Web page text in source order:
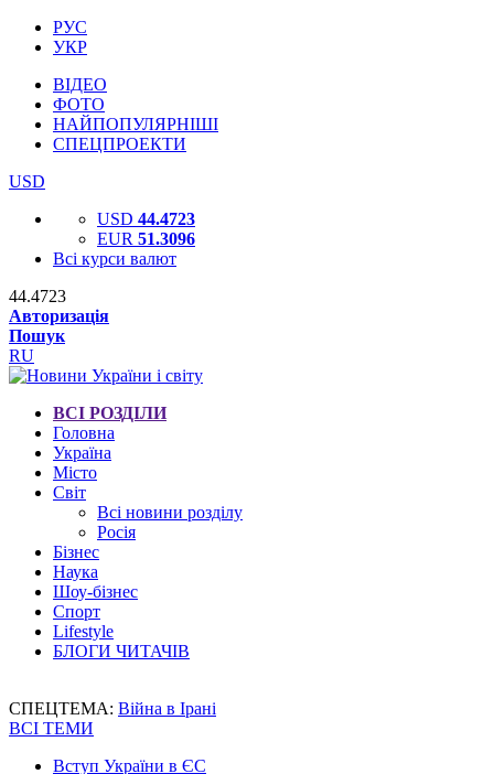
РУС
УКР
ВІДЕО
ФОТО
НАЙПОПУЛЯРНІШІ
СПЕЦПРОЕКТИ
USD
USD 44.4723
EUR 51.3096
Всі курси валют
44.4723
Авторизація
Пошук
RU
ВСІ РОЗДІЛИ
Головна
Україна
Місто
Світ
Всі новини розділу
Росія
Бізнес
Наука
Шоу-бізнес
Спорт
Lifestyle
БЛОГИ ЧИТАЧІВ
СПЕЦТЕМА: Війна в Ірані
ВСІ ТЕМИ
Вступ України в ЄС